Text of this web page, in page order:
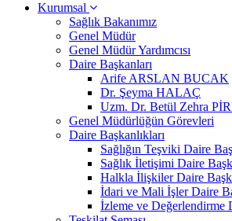
Kurumsal
Sağlık Bakanımız
Genel Müdür
Genel Müdür Yardımcısı
Daire Başkanları
Arife ARSLAN BUCAK
Dr. Şeyma HALAÇ
Uzm. Dr. Betül Zehra
Genel Müdürlüğün Görevleri
Daire Başkanlıkları
Sağlığın Teşviki Daire
Sağlık İletişimi Daire
Halkla İlişkiler Daire
İdari ve Mali İşler Daire
İzleme ve Değerlendirme